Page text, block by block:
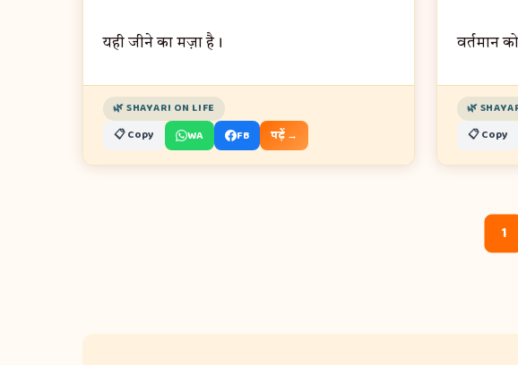
यही जीने का मज़ा है।
🌿 SHAYARI ON LIFE
📋 Copy WA FB पढ़ें →
वर्तमान
🌿
📋 Copy
1